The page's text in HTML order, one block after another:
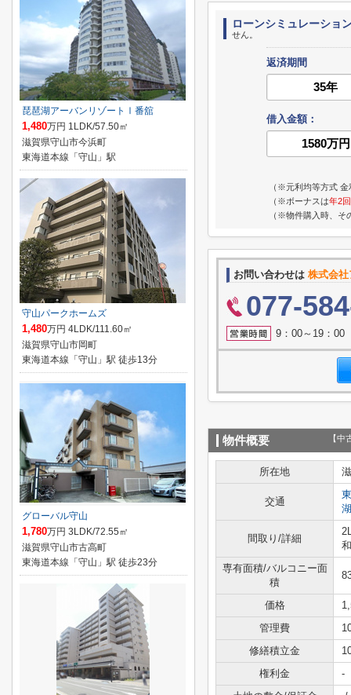
ローンシミュレーショ
せん。
返済期間
借入金額：
（※元利均等方式 金
（※ボーナスは年2回
（※物件購入時、そ
お問い合わせは 株式会
077-
9：00～19：00
物件概要 【中
所在地
交通
間取り/詳細
専有面積/バルコニー面
積
価格
管理費
修繕積立金
権利金
-
琵琶湖アーバンリゾートⅠ番舘
1,480万円 1LDK/57.50㎡
滋賀県守山市今浜町
東海道本線「守山」駅
守山パークホームズ
1,480万円 4LDK/111.60㎡
滋賀県守山市岡町
東海道本線「守山」駅 徒歩13分
グローバル守山
1,780万円 3LDK/72.55㎡
滋賀県守山市古高町
東海道本線「守山」駅 徒歩23分